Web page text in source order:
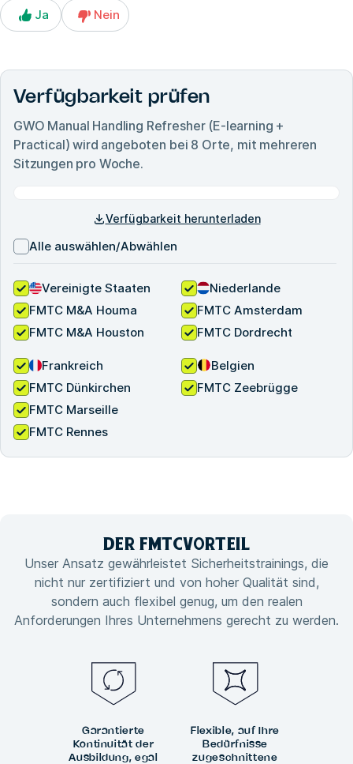
Ja Nein
Verfügbarkeit prüfen
GWO Manual Handling Refresher (E-learning +
Practical) wird angeboten bei 8 Orte, mit mehreren
Sitzungen pro Woche.
Verfügbarkeit herunterladen
Alle auswählen/Abwählen
Vereinigte Staaten
FMTC M&A Houma
FMTC M&A Houston
Niederlande
FMTC Amsterdam
FMTC Dordrecht
Frankreich
FMTC Dünkirchen
FMTC Marseille
FMTC Rennes
Belgien
FMTC Zeebrügge
DER FMTCVORTEIL
Unser Ansatz gewährleistet Sicherheitstrainings, die
nicht nur zertifiziert und von hoher Qualität sind,
sondern auch flexibel genug, um den realen
Anforderungen Ihres Unternehmens gerecht zu werden.
Garantierte
Kontinuität der
Ausbildung, egal
Flexible, auf Ihre
Bedürfnisse
zugeschnittene